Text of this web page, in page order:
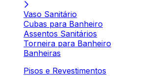
Vaso Sanitário
Cubas para Banheiro
Assentos Sanitários
Torneira para Banheiro
Banheiras
Pisos e Revestimentos